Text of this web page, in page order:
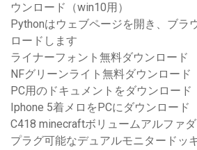
ウンロード（win10用）
Pythonはウェブページを開き、ブラ
ロードします
ライナーフォント無料ダウンロード
NFグリーンライト無料ダウンロード
PC用のドキュメントをダウンロード
Iphone 5着メロをPCにダウンロード
C418 minecraftボリュームアルファ
プラグ可能なデュアルモニタードッ